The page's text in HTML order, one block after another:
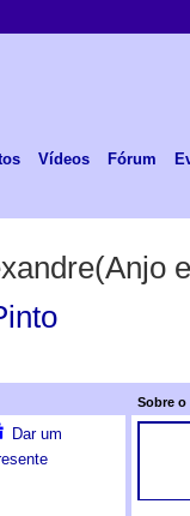
Vídeos Fórum
Dar um
Sobre